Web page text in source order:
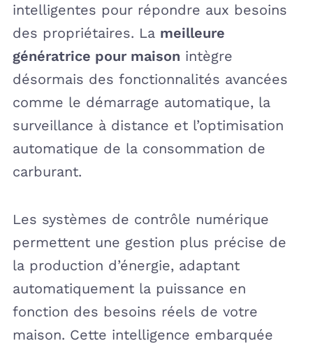
intelligentes pour répondre aux besoins
des propriétaires. La meilleure
génératrice pour maison intègre
désormais des fonctionnalités avancées
comme le démarrage automatique, la
surveillance à distance et l’optimisation
automatique de la consommation de
carburant.
Les systèmes de contrôle numérique
permettent une gestion plus précise de
la production d’énergie, adaptant
automatiquement la puissance en
fonction des besoins réels de votre
maison. Cette intelligence embarquée